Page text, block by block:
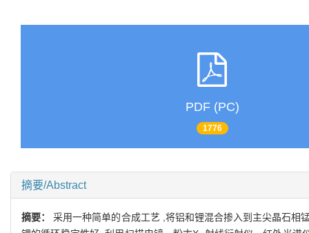
PDF (PC)
1776
摘要/Abstract
摘要：采用一种简单的合成工艺 ,将铝和锂混合掺入到主尖晶石相